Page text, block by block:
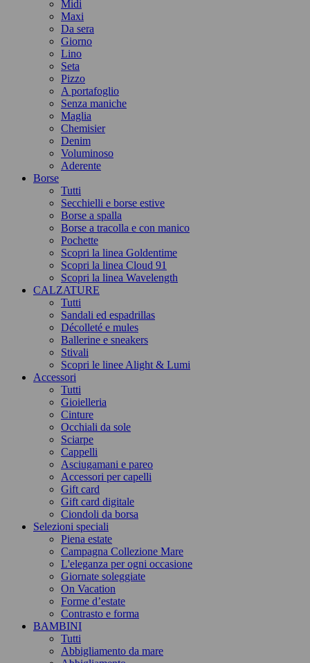
Midi
Maxi
Da sera
Giorno
Lino
Seta
Pizzo
A portafoglio
Senza maniche
Maglia
Chemisier
Denim
Voluminoso
Aderente
Borse
Tutti
Secchielli e borse estive
Borse a spalla
Borse a tracolla e con manico
Pochette
Scopri la linea Goldentime
Scopri la linea Cloud 91
Scopri la linea Wavelength
CALZATURE
Tutti
Sandali ed espadrillas
Décolleté e mules
Ballerine e sneakers
Stivali
Scopri le linee Alight & Lumi
Accessori
Tutti
Gioielleria
Cinture
Occhiali da sole
Sciarpe
Cappelli
Asciugamani e pareo
Accessori per capelli
Gift card
Gift card digitale
Ciondoli da borsa
Selezioni speciali
Piena estate
Campagna Collezione Mare
L'eleganza per ogni occasione
Giornate soleggiate
On Vacation
Forme d’estate
Contrasto e forma
BAMBINI
Tutti
Abbigliamento da mare